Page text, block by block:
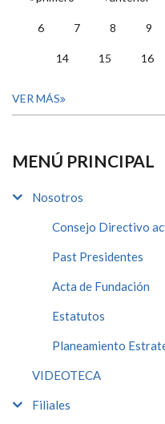
PÁGINAS
6 7 8 9
14 15 16
VER MÁS
MENÚ PRINCIPAL
Nosotros
Consejo Directivo
Past Presidentes
Acta de Fundación
Estatutos
Planeamiento
VIDEOTECA
Filiales